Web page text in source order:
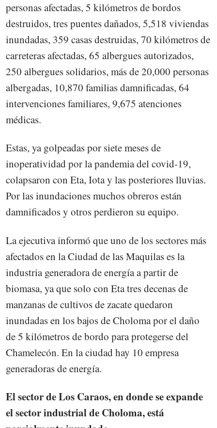
personas afectadas, 5 kilómetros de bordos
destruidos, tres puentes dañados, 5,518 viviendas
inundadas, 359 casas destruidas, 70 kilómetros de
carreteras afectadas, 65 albergues autorizados,
250 albergues solidarios, más de 20,000 personas
albergadas, 10,870 familias damnificadas, 64
intervenciones familiares, 9,675 atenciones
médicas.
Estas, ya golpeadas por siete meses de
inoperatividad por la pandemia del covid-19,
colapsaron con Eta, Iota y las posteriores lluvias.
Por las inundaciones muchos obreros están
damnificados y otros perdieron su equipo.
La ejecutiva informó que uno de los sectores más
afectados en la Ciudad de las Maquilas es la
industria generadora de energía a partir de
biomasa, ya que solo con Eta tres decenas de
manzanas de cultivos de zacate quedaron
inundadas en los bajos de Choloma por el daño
de 5 kilómetros de bordo para protegerse del
Chamelecón. En la ciudad hay 10 empresa
generadoras de energía.
El sector de Los Caraos, en donde se expande
el sector industrial de Choloma, está